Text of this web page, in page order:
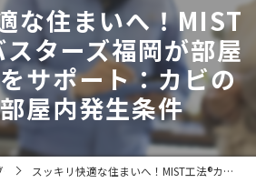
な住まいへ！MIST
ターズ福岡が部屋
サポート：カビの
屋内発生条件
スッキリ快適な住まいへ！MIST工法®カビバスターズ福岡が部屋のカビ発生をサポート：カビの種類と部屋内発生条件